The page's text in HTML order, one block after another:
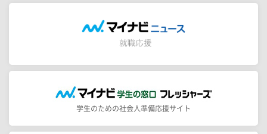
学生のための社会人準備応援サイト